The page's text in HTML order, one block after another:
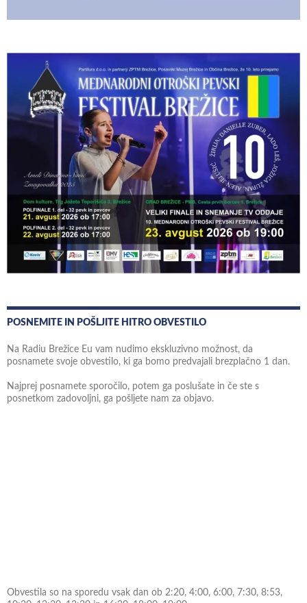
POSNEMITE IN POŠLJITE HITRO OBVESTILO
Na Radiu Brežice Eu vam nudimo ekskluzivno možnost, da
posnamete svoje obvestilo, ki ga bomo predvajali brezplačno 1 dan.
Najprej posnamete sporočilo, potem ga poslušate in če ste s
posnetkom zadovoljni, ga pošljete nam za objavo.
Obvestila so na sporedu vsak dan ob 2:20, 4:00, 6:00, 7:30, 8:53,